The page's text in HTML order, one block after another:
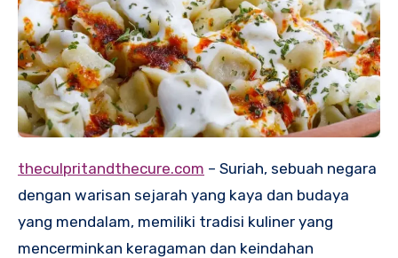
theculpritandthecure.com – Suriah, sebuah negara
dengan warisan sejarah yang kaya dan budaya
yang mendalam, memiliki tradisi kuliner yang
mencerminkan keragaman dan keindahan